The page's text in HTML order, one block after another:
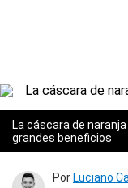
La cáscara de
grandes beneficios
Por Luciano